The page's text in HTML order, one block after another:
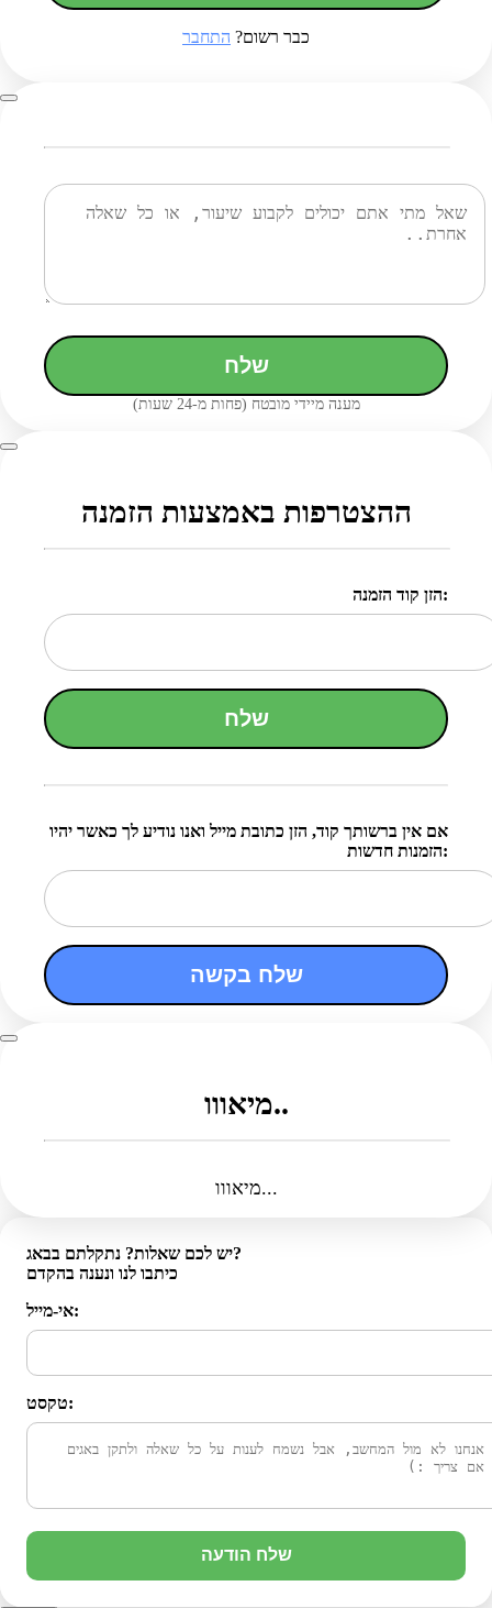
כבר רשום? התחבר
שלח
מענה מיידי מובטח (פחות מ-24 שעות)
ההצטרפות באמצעות הזמנה
הזן קוד הזמנה:
שלח
אם אין ברשותך קוד, הזן כתובת מייל ואנו נודיע לך כאשר יהיו
הזמנות חדשות:
שלח בקשה
מיאווו..
מיאווו...
יש לכם שאלות? נתקלתם בבאג?
כיתבו לנו ונענה בהקדם
אי-מייל:
טקסט:
שלח הודעה